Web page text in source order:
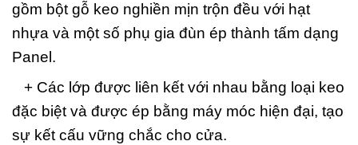
gồm bột gỗ keo nghiền mịn trộn đều với hạt
nhựa và một số phụ gia đùn ép thành tấm dạng
Panel.
+ Các lớp được liên kết với nhau bằng loại keo
đặc biệt và được ép bằng máy móc hiện đại, tạo
sự kết cấu vững chắc cho cửa.